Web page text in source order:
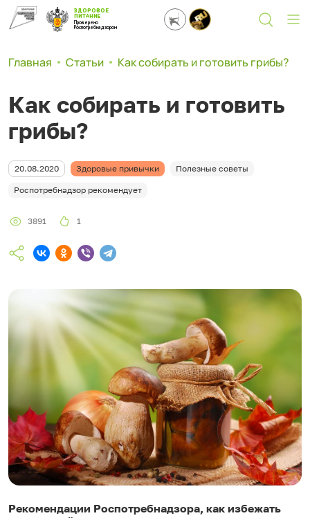
ЗДОРОВОЕ
ПИТАНИЕ
Проверено
Роспотребнадзором
Главная Статьи Как собирать и готовить грибы?
Как собирать и готовить
грибы?
20.08.2020 Здоровые привычки Полезные советы
Роспотребнадзор рекомендует
3891 1
Рекомендации Роспотребнадзора, как избежать